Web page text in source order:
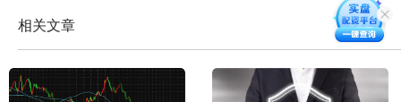
相关文章